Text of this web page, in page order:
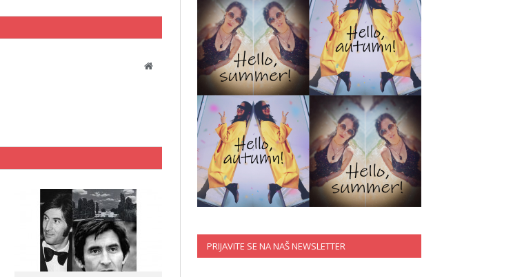
Website
PRIJAVITE SE NA NAŠ NEWSLETTER